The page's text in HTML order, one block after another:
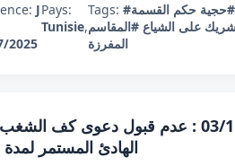
J
2025
Pays:
Tunisie,
Tags: #حجية حكم القسمة
على الشياع #المقاسم
المفرزة
قرار تعقيبي عدد 76878 بتاريخ 03/11/2025 : عدم قبول
الهادئ المستمر